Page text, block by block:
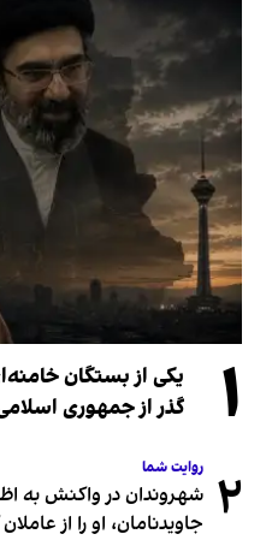
۱
یکی از بستگان
گذر از جمهوری
۲ روایت شما
شهروندان در واکنش به
جاویدنامان، او را از